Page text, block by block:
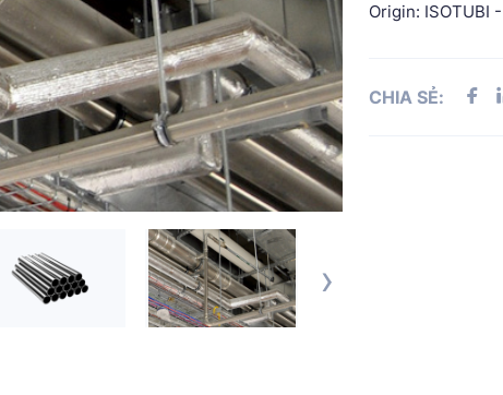
›
Origin: ISOTUBI
CHIA SẺ: